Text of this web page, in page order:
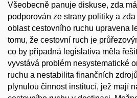
Všeobecně panuje diskuse, zda
podporován ze strany politiky a
oblast cestovního ruchu upravena
tomu, že cestovní ruch je
co by případná legislativa měla
vyvstává problém nesystematické
ruchu a nestabilita finančních
plynulou činnost institucí, jež mají